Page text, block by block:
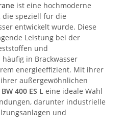
ist eine hochmoderne
die speziell für die
entwickelt wurde. Diese
Leistung bei der
und
in Brackwasser
energieeffizient. Mit ihrer
außergewöhnlichen
BW 400 ES L eine ideale Wahl
darunter industrielle
und